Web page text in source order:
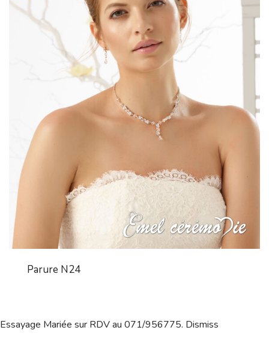
Parure N24
Essayage Mariée sur RDV au 071/956775. Dismiss